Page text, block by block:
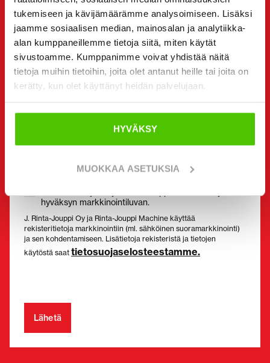
tukemiseen ja kävijämäärämme analysoimiseen. Lisäksi
jaamme sosiaalisen median, mainosalan ja analytiikka-
alan kumppaneillemme tietoja siitä, miten käytät
sivustoamme. Kumppanimme voivat yhdistää näitä
tietoja muihin tietoihin, joita olet antanut heille tai joita on
kerätty, kun olet käyttänyt heidän palvelujaan.
HYVÄKSY
MUOKKAA ASETUKSIA
Sähköposti
Olen tutustunut tietosuojaselosteeseen ja hyväksyn,
hyväksyn markkinointiluvan.
J. Rinta-Jouppi Oy ja Rinta-Jouppi Machine käyttää
rekisteritietoja markkinointiin (ml. sähköinen suoramarkkinointi)
ja sen kohdentamiseen. Lisätietoja rekisteristä ja tietojen
käytöstä saat tietosuojaselosteestamme.